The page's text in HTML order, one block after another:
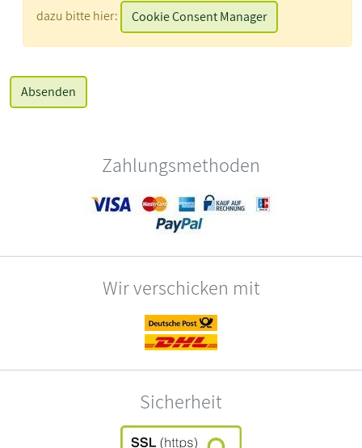
dazu bitte hier:
Cookie Consent Manager
Zahlungsmethoden
Wir verschicken mit
Sicherheit